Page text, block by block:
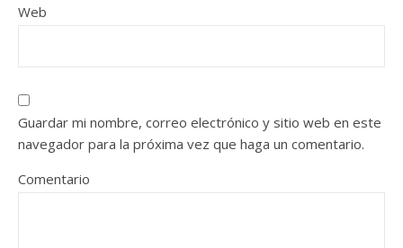
Web
Guardar mi nombre, correo electrónico y sitio web en este
navegador para la próxima vez que haga un comentario.
Comentario